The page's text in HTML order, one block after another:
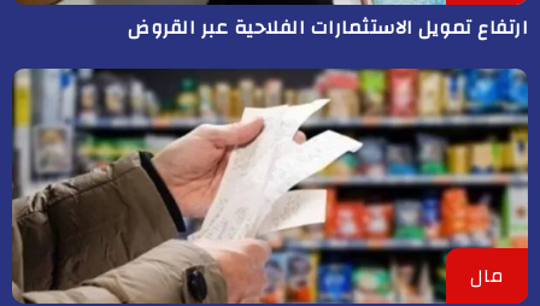
ارتفاع تمويل الاستثمارات الفلاحية عبر القروض
مال